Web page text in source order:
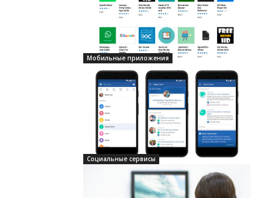
Мобильные приложения
Социальные сервисы